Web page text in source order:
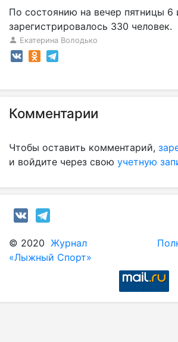
По состоянию на вечер пятницы 6
зарегистрировалось 330 человек.
Екатерина Володько
Комментарии
Чтобы оставить комментарий,
и войдите через свою учетную
© 2020 Журнал
«Лыжный Спорт»